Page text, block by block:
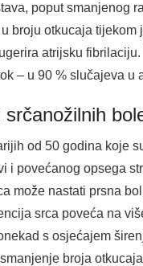
poput smanjenog
broju otkucaja
atrijsku
– u 90 % slučajeva u
srčanožilnih
od 50 godina koje
i povećanog opsega
može nastati prsna
srca poveća na
s osjećajem
broja